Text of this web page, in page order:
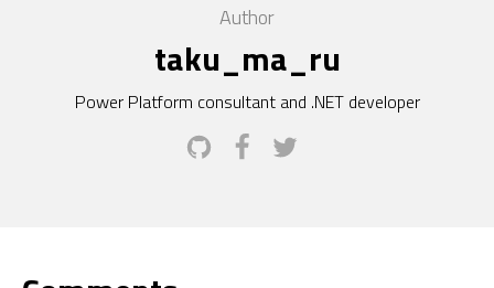
Author
taku_ma_ru
Power Platform consultant and .NET developer